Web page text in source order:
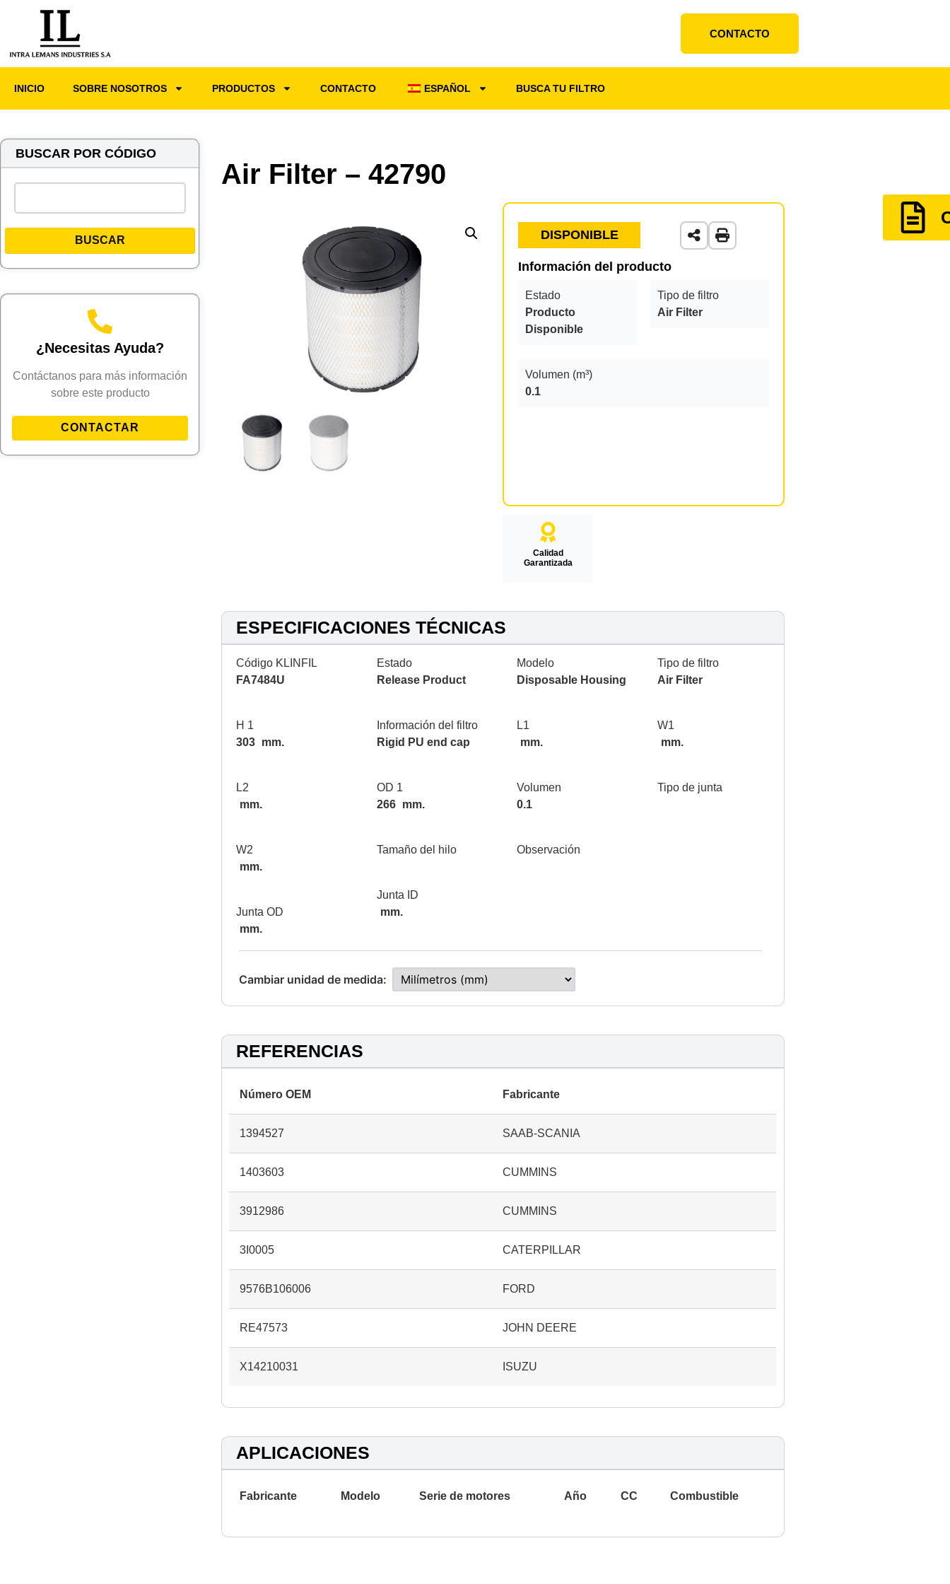
CONTACTO
INICIO SOBRE NOSOTROS PRODUCTOS CONTACTO ESPAÑOL BUSCA TU FILTRO
BUSCAR POR CÓDIGO
BUSCAR
¿Necesitas Ayuda?
Contáctanos para más información
sobre este producto
CONTACTAR
Air Filter – 42790
DISPONIBLE
Información del producto
Estado
Producto
Disponible
Tipo de filtro
Air Filter
Volumen (m³)
0.1
Calidad
Garantizada
ESPECIFICACIONES TÉCNICAS
Código KLINFIL
FA7484U
H 1
303 mm.
L2
mm.
W2
mm.
Junta OD
mm.
Estado
Release Product
Información del filtro
Rigid PU end cap
OD 1
266
mm.
Tamaño del hilo
Junta ID
mm.
Modelo
Disposable Housing
L1
mm.
Volumen
0.1
Observación
Tipo de filtro
Air Filter
W1
mm.
Tipo de junta
Cambiar unidad de medida:
REFERENCIAS
Número OEM Fabricante
1394527 SAAB-SCANIA
1403603 CUMMINS
3912986 CUMMINS
3I0005 CATERPILLAR
9576B106006 FORD
RE47573 JOHN DEERE
X14210031 ISUZU
APLICACIONES
Fabricante Modelo Serie de motores Año CC Combustible